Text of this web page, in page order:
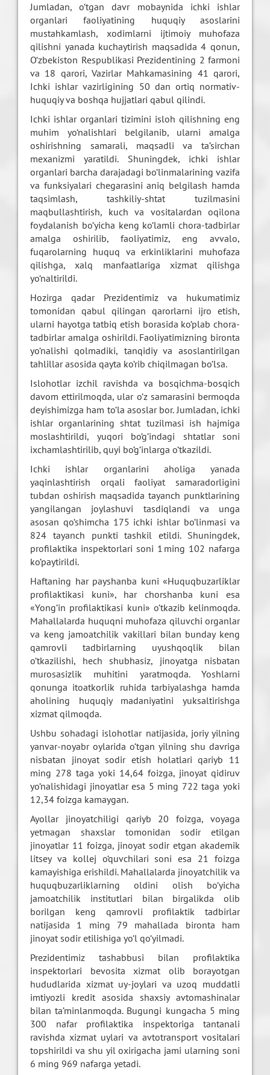
Jumladan, o‘tgan davr mobaynida ichki ishlar
organlari faoliyatining huquqiy asoslarini
mustahkamlash, xodimlarni ijtimoiy muhofaza
qilishni yanada kuchaytirish maqsadida 4 qonun,
O‘zbekiston Respublikasi Prezidentining 2 farmoni
va 18 qarori, Vazirlar Mahkamasining 41 qarori,
Ichki ishlar vazirligining 50 dan ortiq normativ-
huquqiy va boshqa hujjatlari qabul qilindi.
Ichki ishlar organlari tizimini isloh qilishning eng
muhim yo‘nalishlari belgilanib, ularni amalga
oshirishning samarali, maqsadli va ta’sirchan
mexanizmi yaratildi. Shuningdek, ichki ishlar
organlari barcha darajadagi bo‘linmalarining vazifa
va funksiyalari chegarasini aniq belgilash hamda
taqsimlash, tashkiliy-shtat tuzilmasini
maqbullashtirish, kuch va vositalardan oqilona
foydalanish bo‘yicha keng ko‘lamli chora-tadbirlar
amalga oshirilib, faoliyatimiz, eng avvalo,
fuqarolarning huquq va erkinliklarini muhofaza
qilishga, xalq manfaatlariga xizmat qilishga
yo‘naltirildi.
Hozirga qadar Prezidentimiz va hukumatimiz
tomonidan qabul qilingan qarorlarni ijro etish,
ularni hayotga tatbiq etish borasida ko‘plab chora-
tadbirlar amalga oshirildi. Faoliyatimizning bironta
yo‘nalishi qolmadiki, tanqidiy va asoslantirilgan
tahlillar asosida qayta ko‘rib chiqilmagan bo‘lsa.
Islohotlar izchil ravishda va bosqichma-bosqich
davom ettirilmoqda, ular o‘z samarasini bermoqda
deyishimizga ham to‘la asoslar bor. Jumladan, ichki
ishlar organlarining shtat tuzilmasi ish hajmiga
moslashtirildi, yuqori bo‘g‘indagi shtatlar soni
ixchamlashtirilib, quyi bo‘g‘inlarga o‘tkazildi.
Ichki ishlar organlarini aholiga yanada
yaqinlashtirish orqali faoliyat samaradorligini
tubdan oshirish maqsadida tayanch punktlarining
yangilangan joylashuvi tasdiqlandi va unga
asosan qo‘shimcha 175 ichki ishlar bo‘linmasi va
824 tayanch punkti tashkil etildi. Shuningdek,
profilaktika inspektorlari soni 1 ming 102 nafarga
ko‘paytirildi.
Haftaning har payshanba kuni «Huquqbuzarliklar
profilaktikasi kuni», har chorshanba kuni esa
«Yong‘in profilaktikasi kuni» o‘tkazib kelinmoqda.
Mahallalarda huquqni muhofaza qiluvchi organlar
va keng jamoatchilik vakillari bilan bunday keng
qamrovli tadbirlarning uyushqoqlik bilan
o‘tkazilishi, hech shubhasiz, jinoyatga nisbatan
murosasizlik muhitini yaratmoqda. Yoshlarni
qonunga itoatkorlik ruhida tarbiyalashga hamda
aholining huquqiy madaniyatini yuksaltirishga
xizmat qilmoqda.
Ushbu sohadagi islohotlar natijasida, joriy yilning
yanvar-noyabr oylarida o‘tgan yilning shu davriga
nisbatan jinoyat sodir etish holatlari qariyb 11
ming 278 taga yoki 14,64 foizga, jinoyat qidiruv
yo‘nalishidagi jinoyatlar esa 5 ming 722 taga yoki
12,34 foizga kamaygan.
Ayollar jinoyatchiligi qariyb 20 foizga, voyaga
yetmagan shaxslar tomonidan sodir etilgan
jinoyatlar 11 foizga, jinoyat sodir etgan akademik
litsey va kollej o‘quvchilari soni esa 21 foizga
kamayishiga erishildi. Mahallalarda jinoyatchilik va
huquqbuzarliklarning oldini olish bo‘yicha
jamoatchilik institutlari bilan birgalikda olib
borilgan keng qamrovli profilaktik tadbirlar
natijasida 1 ming 79 mahallada bironta ham
jinoyat sodir etilishiga yo‘l qo‘yilmadi.
Prezidentimiz tashabbusi bilan profilaktika
inspektorlari bevosita xizmat olib borayotgan
hududlarida xizmat uy-joylari va uzoq muddatli
imtiyozli kredit asosida shaxsiy avtomashinalar
bilan ta’minlanmoqda. Bugungi kungacha 5 ming
300 nafar profilaktika inspektoriga tantanali
ravishda xizmat uylari va avtotransport vositalari
topshirildi va shu yil oxirigacha jami ularning soni
6 ming 969 nafarga yetadi.